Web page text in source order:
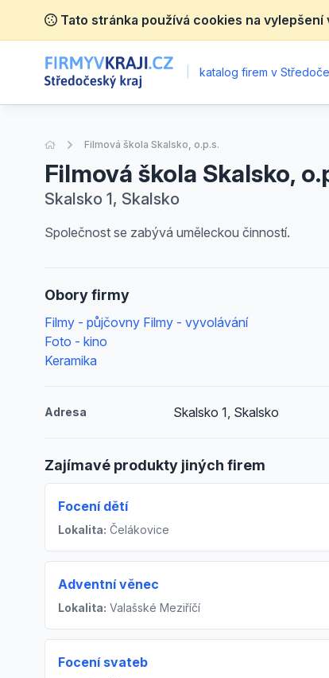
Tato stránka používá cookies na
katalog firem v
Úvodní stránka
Filmová škola Skalsko, o.p.s.
Filmová škola Skalsko,
Skalsko 1, Skalsko
Společnost se zabývá uměleckou činností.
Obory firmy
Filmy - půjčovny Filmy - vyvolávání
Foto - kino
Keramika
Adresa Skalsko 1, Skalsko
Zajímavé produkty jiných firem
Focení dětí
Lokalita: Čelákovice
Adventní věnec
Lokalita: Valašské Meziříčí
Focení svateb